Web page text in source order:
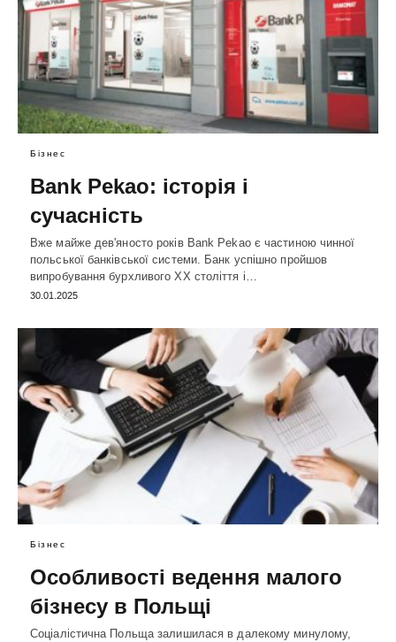
Бізнес
Bank Pekao: історія і
сучасність
Вже майже дев'яносто років Bank Pekao є частиною чинної
польської банківської системи. Банк успішно пройшов
випробування бурхливого XX століття і…
30.01.2025
Бізнес
Особливості ведення малого
бізнесу в Польщі
Соціалістична Польща залишилася в далекому минулому,